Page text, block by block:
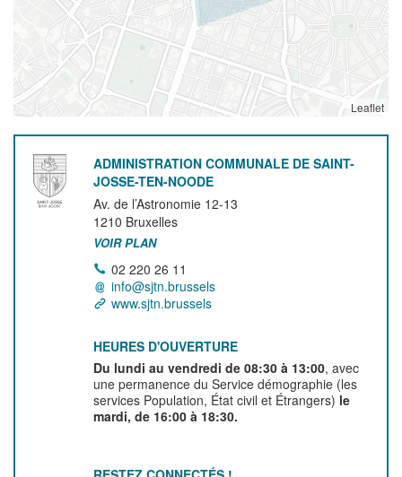
Leaflet
ADMINISTRATION COMMUNALE DE SAINT-
JOSSE-TEN-NOODE
Av. de l’Astronomie 12-13
1210 Bruxelles
VOIR PLAN
02 220 26 11
info@sjtn.brussels
www.sjtn.brussels
HEURES D'OUVERTURE
Du lundi au vendredi de 08:30 à 13:00, avec
une permanence du Service démographie (les
services Population, État civil et Étrangers) le
mardi, de 16:00 à 18:30.